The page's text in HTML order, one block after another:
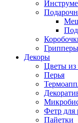
Декоры
Цветы из
Перья
Фетр для
Пайетки